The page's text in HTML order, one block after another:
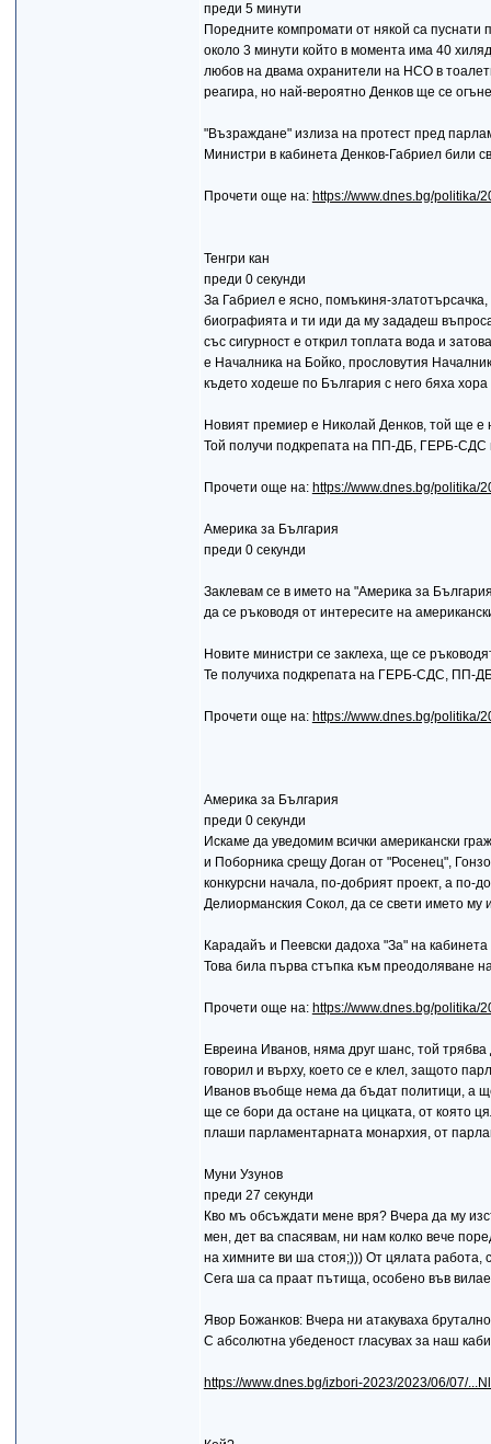
преди 5 минути
Поредните компромати от някой са пуснати
около 3 минути който в момента има 40
любов на двама охранители на НСО в
реагира, но най-вероятно Денков ще се
"Възраждане" излиза на протест пред
Министри в кабинета Денков-Габриел били
Прочети още на: https://www.dnes.bg/politika/
Тенгри кан
преди 0 секунди
За Габриел е ясно, помъкиня-
биографията и ти иди да му зададеш
със сигурност е открил топлата вода и
е Началника на Бойко, прословутия
където ходеше по България с него бяха
Новият премиер е Николай Денков, той ще е
Той получи подкрепата на ПП-ДБ, ГЕРБ-
Прочети още на: https://www.dnes.bg/politika/
Америка за България
преди 0 секунди
Заклевам се в името на "Америка за
да се ръководя от интересите на
Новите министри се заклеха, ще се
Те получиха подкрепата на ГЕРБ-СДС, ПП-
Прочети още на: https://www.dnes.bg/politika/
Америка за България
преди 0 секунди
Искаме да уведомим всички американски
и Поборника срещу Доган от "Росенец",
конкурсни начала, по-добрият проект, а по-
Делиорманския Сокол, да се свети името му
Карадайъ и Пеевски дадоха "За" на
Това била първа стъпка към преодоляване
Прочети още на: https://www.dnes.bg/politika/
Евреина Иванов, няма друг шанс, той
говорил и върху, което се е клел, защото
Иванов въобще нема да бъдат политици, а
ще се бори да остане на цицката, от която
плаши парламентарната монархия, от
Mуни Узунов
преди 27 секунди
Кво мъ обсъждати мене вря? Вчера да му
мен, дет ва спасявам, ни нам колко вече
на химните ви ша стоя;))) От цялата работа,
Сега ша са праат пътища, особено във
Явор Божанков: Вчера ни атакуваха брутално
С абсолютна убеденост гласувах за наш
https://www.dnes.bg/izbori-2023/2023/06/07/